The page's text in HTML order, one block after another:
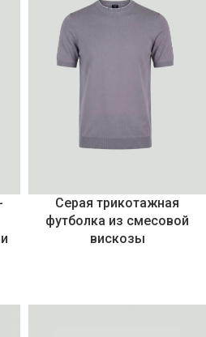
Серая трикотажная
футболка из смесовой
вискозы